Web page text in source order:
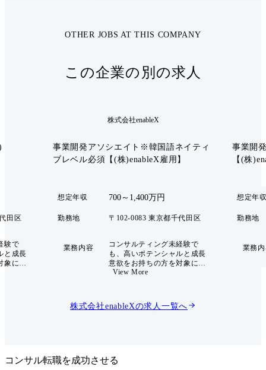
OTHER JOBS AT THIS COMPANY
この企業の別の求人
田区
験で
と成長
象に、
ティン
成 ・プ
株式会社enableX
事業開発アソシエイト※韓国語ネイティ
ブレベル必須【(株)enableX雇用】
想定年収 700～1,400万円
勤務地 〒102-0083 東京都千代田区
業務内容
コンサルティング未経験で
も、高いポテンシャルと成長
意欲をお持ちの方を対象に、
事業開発コンサルタントとし
アント企業の事業開発・成長
支援プロジェクトに参画して
定・仮説設計・情報収集・分
View More
事業開
【(株
想定年
勤務地
業務
株式会社enableXの求人一覧へ
コンサル転職を成功させる